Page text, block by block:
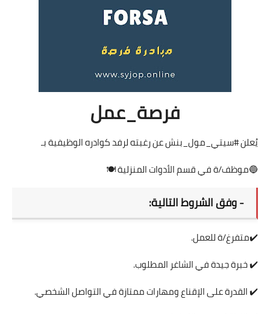
فرصة_عمل
يُعلن #سيتي_مول_بنش عن رغبته لرفد كوادره الوظيفية بـ
🔵موظف/ة في قسم الأدوات المنزلية 🍽️
- وفق الشروط التالية:
✔️متفرغ/ة للعمل.
✔️ خبرة جيدة في الشاغر المطلوب.
✔️ القدرة على الإقناع ومهارات ممتازة في التواصل الشخصي.